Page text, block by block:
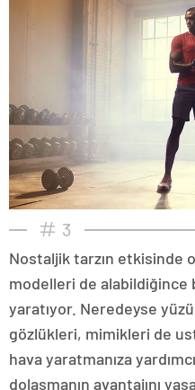
3
Nostaljik tarzın etkisinde
modelleri de
yaratıyor. Neredeyse
gözlükleri, mimikleri de
hava yaratmanıza
dolaşmanın avantajını